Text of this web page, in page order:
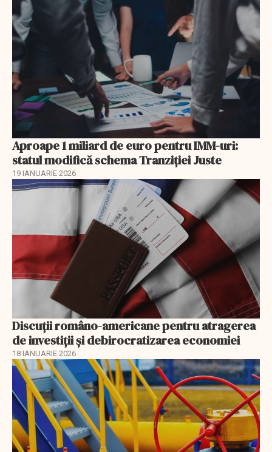
Aproape 1 miliard de euro pentru IMM-uri:
statul modifică schema Tranziției Juste
19 IANUARIE 2026
Discuţii româno-americane pentru atragerea
de investiţii şi debirocratizarea economiei
18 IANUARIE 2026